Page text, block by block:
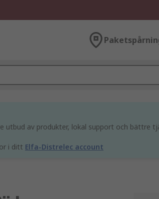
utbud av produkter, lokal support och bättre
i ditt Elfa-Distrelec account